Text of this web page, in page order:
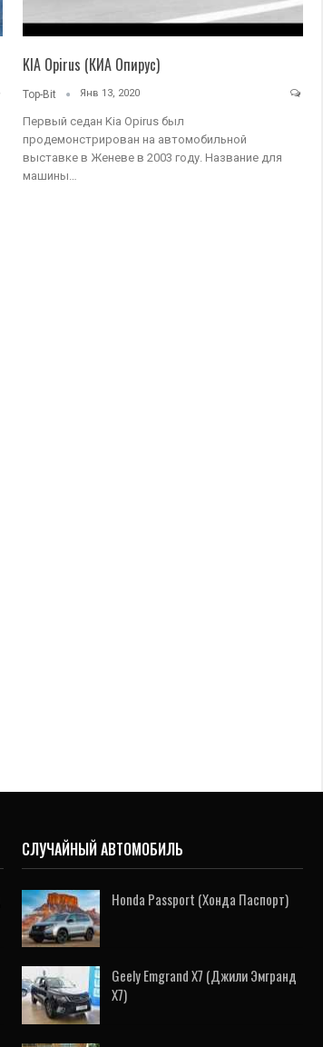
KIA Opirus (КИА Опирус)
Top-Bit Янв 13, 2020
Первый седан Kia Opirus был
продемонстрирован на автомобильной
выставке в Женеве в 2003 году. Название для
машины…
СЛУЧАЙНЫЙ АВТОМОБИЛЬ
Honda Passport (Хонда Паспорт)
Geely Emgrand X7 (Джили Эмгранд
X7)